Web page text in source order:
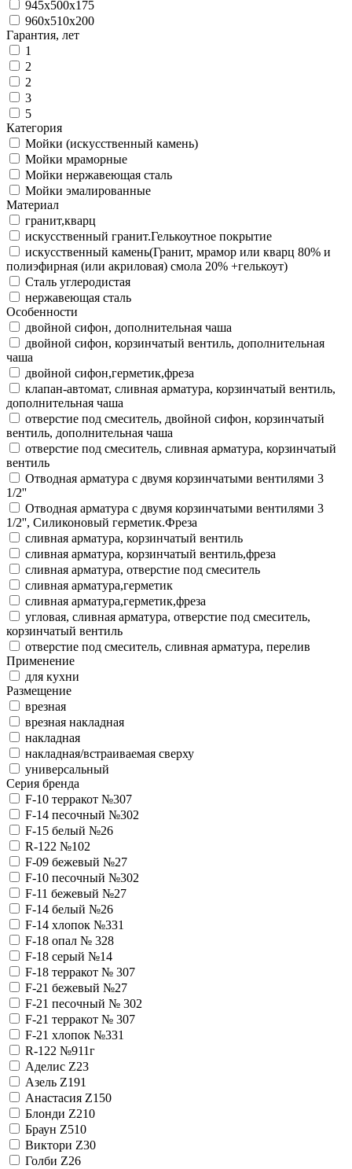
945x500x175
960х510х200
Гарантия, лет
1
2
2
3
5
Категория
Мойки (искусственный камень)
Мойки мраморные
Мойки нержавеющая сталь
Мойки эмалированные
Материал
гранит,кварц
искусственный гранит.Гелькоутное покрытие
искусственный камень(Гранит, мрамор или кварц 80% и
полиэфирная (или акриловая) смола 20% +гелькоут)
Сталь углеродистая
нержавеющая сталь
Особенности
двойной сифон, дополнительная чаша
двойной сифон, корзинчатый вентиль, дополнительная
чаша
двойной сифон,герметик,фреза
клапан-автомат, сливная арматура, корзинчатый вентиль,
дополнительная чаша
отверстие под смеситель, двойной сифон, корзинчатый
вентиль, дополнительная чаша
отверстие под смеситель, сливная арматура, корзинчатый
вентиль
Отводная арматура с двумя корзинчатыми вентилями 3
1/2''
Отводная арматура с двумя корзинчатыми вентилями 3
1/2'', Силиконовый герметик.Фреза
сливная арматура, корзинчатый вентиль
сливная арматура, корзинчатый вентиль,фреза
сливная арматура, отверстие под смеситель
сливная арматура,герметик
сливная арматура,герметик,фреза
угловая, сливная арматура, отверстие под смеситель,
корзинчатый вентиль
отверстие под смеситель, сливная арматура, перелив
Применение
для кухни
Размещение
врезная
врезная накладная
накладная
накладная/встраиваемая сверху
универсальный
Серия бренда
F-10 терракот №307
F-14 песочный №302
F-15 белый №26
R-122 №102
F-09 бежевый №27
F-10 песочный №302
F-11 бежевый №27
F-14 белый №26
F-14 хлопок №331
F-18 опал № 328
F-18 серый №14
F-18 терракот № 307
F-21 бежевый №27
F-21 песочный № 302
F-21 терракот № 307
F-21 хлопок №331
R-122 №911г
Аделис Z23
Азель Z191
Анастасия Z150
Блонди Z210
Браун Z510
Виктори Z30
Голби Z26